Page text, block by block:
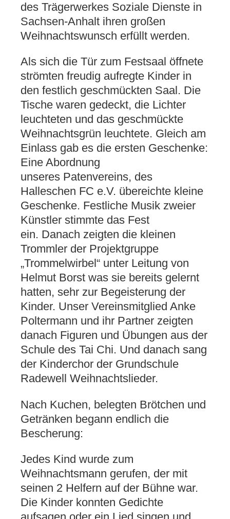
des Trägerwerkes Soziale Dienste in
Sachsen-Anhalt ihren großen
Weihnachtswunsch erfüllt werden.
Als sich die Tür zum Festsaal öffnete
strömten freudig aufregte Kinder in
den festlich geschmückten Saal. Die
Tische waren gedeckt, die Lichter
leuchteten und das geschmückte
Weihnachtsgrün leuchtete. Gleich am
Einlass gab es die ersten Geschenke:
Eine Abordnung
unseres Patenvereins, des
Halleschen FC e.V. übereichte kleine
Geschenke. Festliche Musik zweier
Künstler stimmte das Fest
ein. Danach zeigten die kleinen
Trommler der Projektgruppe
„Trommelwirbel“ unter Leitung von
Helmut Borst was sie bereits gelernt
hatten, sehr zur Begeisterung der
Kinder. Unser Vereinsmitglied Anke
Poltermann und ihr Partner zeigten
danach Figuren und Übungen aus der
Schule des Tai Chi. Und danach sang
der Kinderchor der Grundschule
Radewell Weihnachtslieder.
Nach Kuchen, belegten Brötchen und
Getränken begann endlich die
Bescherung:
Jedes Kind wurde zum
Weihnachtsmann gerufen, der mit
seinen 2 Helfern auf der Bühne war.
Die Kinder konnten Gedichte